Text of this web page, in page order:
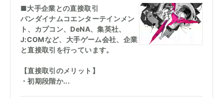
■大手企業との直接取引
バンダイナムコエンターテインメン
ト、カプコン、DeNA、集英社、
J:COMなど、大手ゲーム会社、企業
と直接取引を行っています。
【直接取引のメリット】
・初期段階か...